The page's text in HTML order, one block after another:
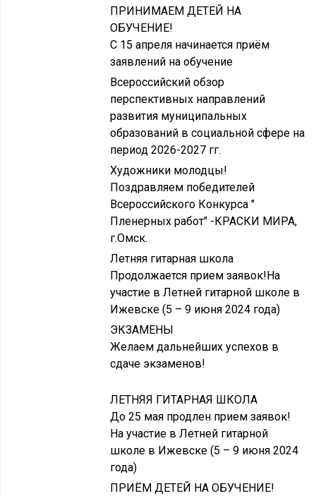
ПРИНИМАЕМ ДЕТЕЙ НА
ОБУЧЕНИЕ!
С 15 апреля начинается приём
заявлений на обучение
Всероссийский обзор
перспективных направлений
развития муниципальных
образований в социальной сфере на
период 2026-2027 гг.
Художники молодцы!
Поздравляем победителей
Всероссийского Конкурса "
Пленерных работ" -КРАСКИ МИРА,
г.Омск.
Летняя гитарная школа
Продолжается прием заявок!На
участие в Летней гитарной школе в
Ижевске (5 – 9 июня 2024 года)
ЭКЗАМЕНЫ
Желаем дальнейших успехов в
сдаче экзаменов!
ЛЕТНЯЯ ГИТАРНАЯ ШКОЛА
До 25 мая продлен прием заявок!
На участие в Летней гитарной
школе в Ижевске (5 – 9 июня 2024
года)
ПРИЁМ ДЕТЕЙ НА ОБУЧЕНИЕ!